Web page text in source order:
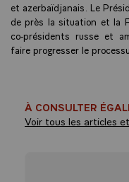
et azerbaïdjanais. Le
de près la situation et la
co-présidents russe et
faire progresser le
À CONSULTER
Voir tous les articles